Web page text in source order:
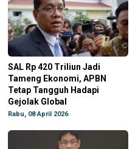
SAL Rp 420 Triliun Jadi
Tameng Ekonomi, APBN
Tetap Tangguh Hadapi
Gejolak Global
Rabu, 08 April 2026